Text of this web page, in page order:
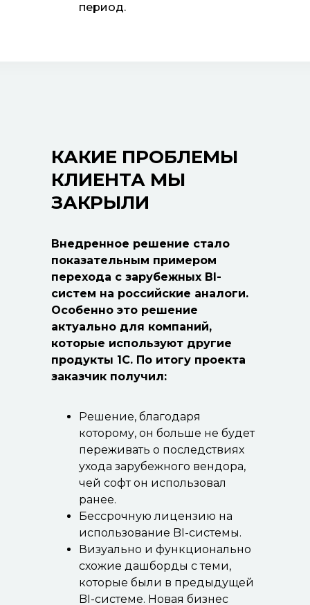
период.
КАКИЕ ПРОБЛЕМЫ
КЛИЕНТА МЫ
ЗАКРЫЛИ
Внедренное решение стало
показательным примером
перехода с зарубежных BI-
систем на российские аналоги.
Особенно это решение
актуально для компаний,
которые используют другие
продукты 1С. По итогу проекта
заказчик получил:
Решение, благодаря
которому, он больше не будет
переживать о последствиях
ухода зарубежного вендора,
чей софт он использовал
ранее.
Бессрочную лицензию на
использование BI-системы.
Визуально и функционально
схожие дашборды с теми,
которые были в предыдущей
BI-системе. Новая бизнес